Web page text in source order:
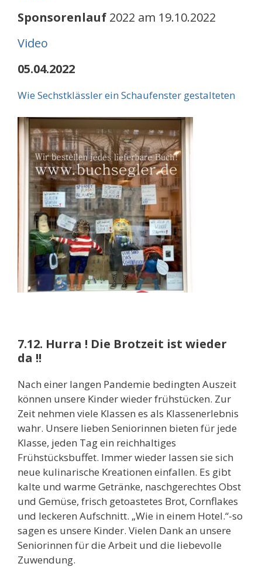
Sponsorenlauf 2022 am 19.10.2022
Video
05.04.2022
Wie Sechstklässler ein Schaufenster gestalteten
7.12. Hurra ! Die Brotzeit ist wieder
da !!
Nach einer langen Pandemie bedingten Auszeit
können unsere Kinder wieder frühstücken. Zur
Zeit nehmen viele Klassen es als Klassenerlebnis
wahr. Unsere lieben Seniorinnen bieten für jede
Klasse, jeden Tag ein reichhaltiges
Frühstücksbuffet. Immer wieder lassen sie sich
neue kulinarische Kreationen einfallen. Es gibt
kalte und warme Getränke, naschgerechtes Obst
und Gemüse, frisch getoastetes Brot, Cornflakes
und leckeren Aufschnitt. „Wie in einem Hotel.“-so
sagen es unsere Kinder. Vielen Dank an unsere
Seniorinnen für die Arbeit und die liebevolle
Zuwendung.